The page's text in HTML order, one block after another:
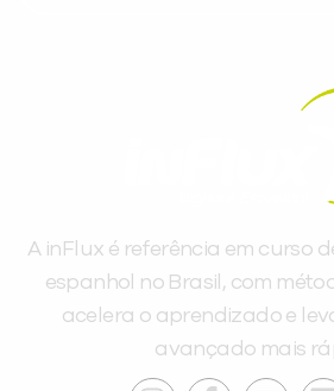
A inFlux é referência em curso
espanhol no Brasil, com
acelera o aprendizado e
avançado mais